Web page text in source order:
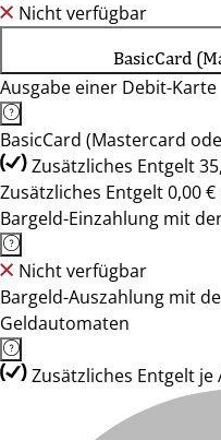
Nicht verfügbar
BasicCard
Ausgabe einer Debit-Karte
BasicCard (Mastercard
Zusätzliches Entgelt
Zusätzliches Entgelt 0,00
Bargeld-Einzahlung mit
Nicht verfügbar
Bargeld-Auszahlung mit
Geldautomaten
Zusätzliches Entgelt je